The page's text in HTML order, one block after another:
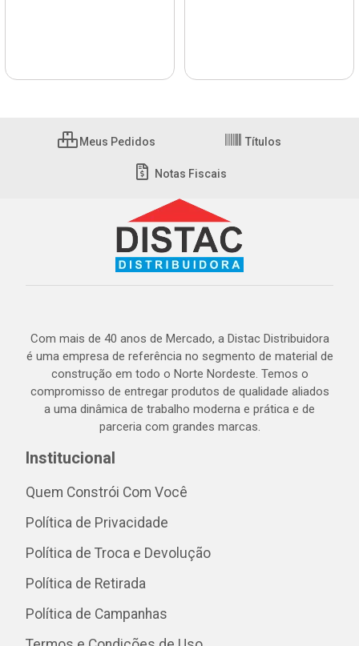
Meus Pedidos Títulos
Notas Fiscais
Com mais de 40 anos de Mercado, a Distac Distribuidora
é uma empresa de referência no segmento de material de
construção em todo o Norte Nordeste. Temos o
compromisso de entregar produtos de qualidade aliados
a uma dinâmica de trabalho moderna e prática e de
parceria com grandes marcas.
Institucional
Quem Constrói Com Você
Política de Privacidade
Política de Troca e Devolução
Política de Retirada
Política de Campanhas